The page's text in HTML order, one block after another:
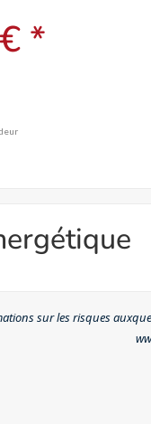
€ *
sur les risques